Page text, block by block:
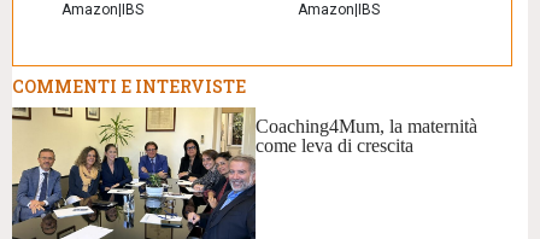
Amazon IBS Amazon IBS
COMMENTI E INTERVISTE
Coaching4Mum, la maternità
come leva di crescita